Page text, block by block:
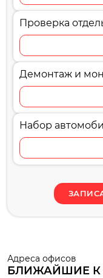
Проверка
Демонтаж и
Набор
Адреса офисов
БЛИЖАЙШИЕ